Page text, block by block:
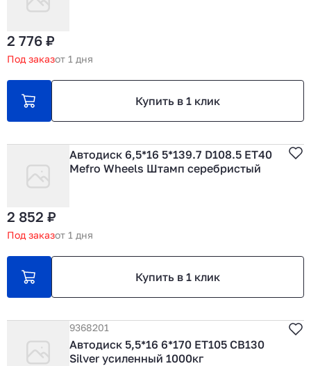
2 776 ₽
Под заказот 1 дня
Купить в 1 клик
Автодиск 6,5*16 5*139.7 D108.5 ET40
Mefro Wheels Штамп серебристый
2 852 ₽
Под заказот 1 дня
Купить в 1 клик
9368201
Автодиск 5,5*16 6*170 ET105 CB130
Silver усиленный 1000кг